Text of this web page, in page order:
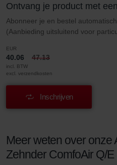
Ontvang je product met
Abonneer je en bestel
(Aanbieding uitsluitend voor
EUR
40.06 47.13
incl. BTW
excl. verzendkosten
Inschrijven
Meer weten over onze
Zehnder ComfoAir Q/